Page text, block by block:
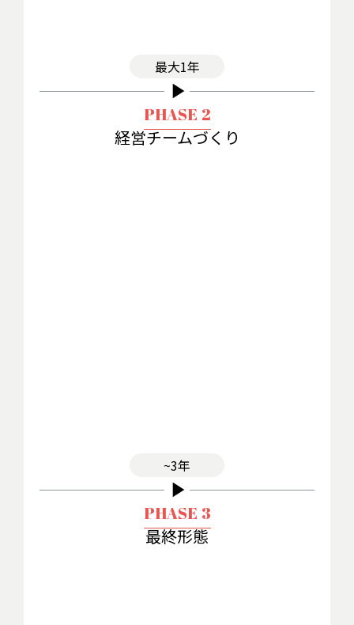
最大1年
play_arrow
PHASE 2
経営チームづくり
~3年
play_arrow
PHASE 3
最終形態